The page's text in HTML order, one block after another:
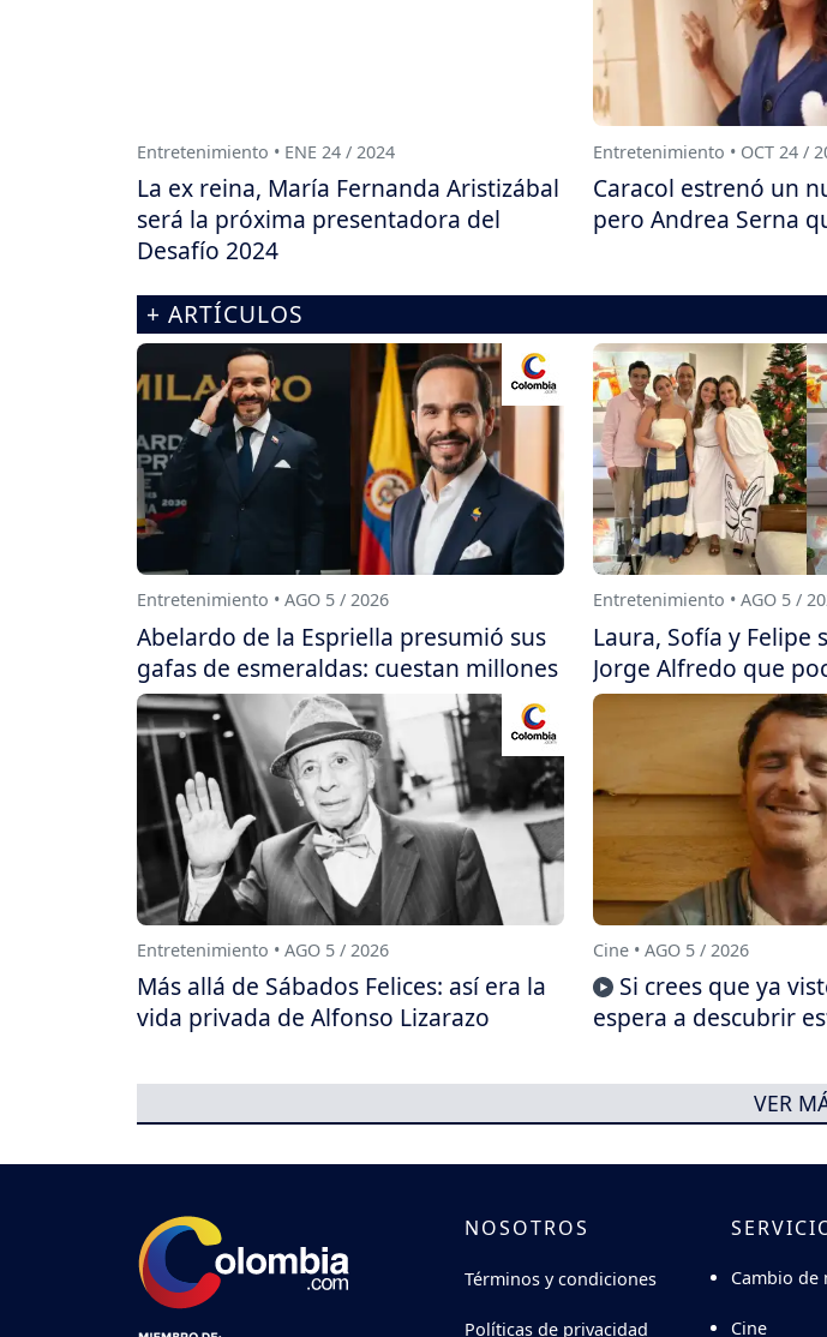
Entretenimiento • ENE 24 / 2024
La ex reina, María Fernanda Aristizábal
será la próxima presentadora del
Desafío 2024
Entretenimiento • OCT 24 /
Caracol estrenó un
pero Andrea Serna
+ ARTÍCULOS
Entretenimiento • AGO 5 / 2026
Abelardo de la Espriella presumió sus
gafas de esmeraldas: cuestan millones
Entretenimiento • AGO 5 /
Laura, Sofía y Felipe
Jorge Alfredo que
Entretenimiento • AGO 5 / 2026
Más allá de Sábados Felices: así era la
vida privada de Alfonso Lizarazo
Cine • AGO 5 / 2026
Si crees que ya
espera a descubrir
VER
NOSOTROS
Términos y condiciones
Políticas de privacidad
Cambio de
Cine